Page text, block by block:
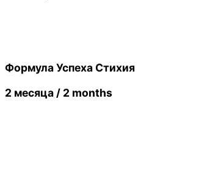
Формула Успеха Стихия
2 месяца / 2 months